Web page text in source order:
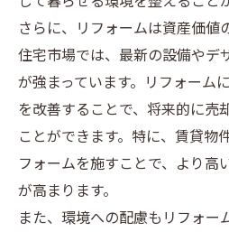
さらに、リフォームは資産価値
住宅市場では、最新の設備やデ
が強まっています。リフォーム
を改善することで、将来的に売
ことができます。特に、賃貸物
フォームを施すことで、より高
が高まります。
また、環境への配慮もリフォー